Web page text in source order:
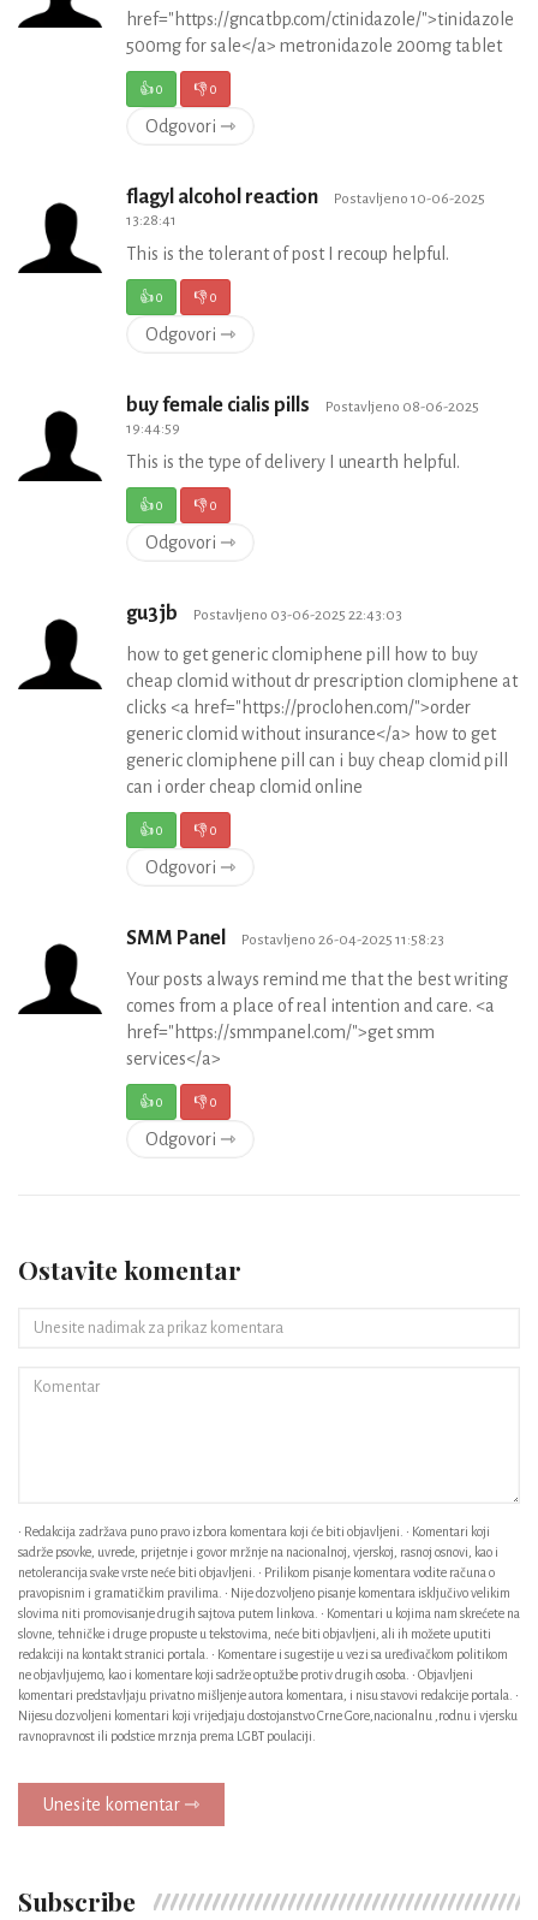
href="https://gncatbp.com/ctinidazole/">tinidazole
500mg for sale</a> metronidazole 200mg tablet
👍0 👎0
Odgovori ⇾
flagyl alcohol reaction
Postavljeno 10-06-2025
13:28:41
This is the tolerant of post I recoup helpful.
👍0 👎0
Odgovori ⇾
buy female cialis pills
Postavljeno 08-06-2025
19:44:59
This is the type of delivery I unearth helpful.
👍0 👎0
Odgovori ⇾
gu3jb Postavljeno 03-06-2025 22:43:03
how to get generic clomiphene pill how to buy
cheap clomid without dr prescription clomiphene at
clicks <a href="https://proclohen.com/">order
generic clomid without insurance</a> how to get
generic clomiphene pill can i buy cheap clomid pill
can i order cheap clomid online
👍0 👎0
Odgovori ⇾
SMM Panel Postavljeno 26-04-2025 11:58:23
Your posts always remind me that the best writing
comes from a place of real intention and care. <a
href="https://smmpanel.com/">get smm
services</a>
👍0 👎0
Odgovori ⇾
Ostavite komentar
• Redakcija zadržava puno pravo izbora komentara koji će biti objavljeni. • Komentari koji
sadrže psovke, uvrede, prijetnje i govor mržnje na nacionalnoj, vjerskoj, rasnoj osnovi, kao i
netolerancija svake vrste neće biti objavljeni. • Prilikom pisanje komentara vodite računa o
pravopisnim i gramatičkim pravilima. • Nije dozvoljeno pisanje komentara isključivo velikim
slovima niti promovisanje drugih sajtova putem linkova. • Komentari u kojima nam skrećete na
slovne, tehničke i druge propuste u tekstovima, neće biti objavljeni, ali ih možete uputiti
redakciji na kontakt stranici portala. • Komentare i sugestije u vezi sa uređivačkom politikom
ne objavljujemo, kao i komentare koji sadrže optužbe protiv drugih osoba. • Objavljeni
komentari predstavljaju privatno mišljenje autora komentara, i nisu stavovi redakcije portala. •
Nijesu dozvoljeni komentari koji vrijedjaju dostojanstvo Crne Gore,nacionalnu ,rodnu i vjersku
ravnopravnost ili podstice mrznja prema LGBT poulaciji.
Unesite komentar ⇾
Subscribe